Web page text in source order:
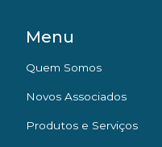
Menu
Quem Somos
Novos Associados
Produtos e Serviços